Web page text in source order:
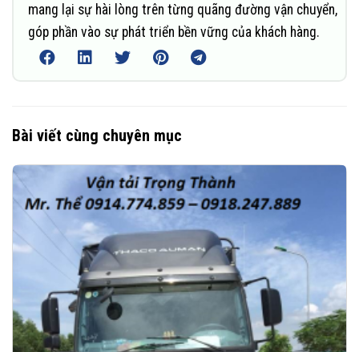
mang lại sự hài lòng trên từng quãng đường vận chuyển,
góp phần vào sự phát triển bền vững của khách hàng.
Bài viết cùng chuyên mục